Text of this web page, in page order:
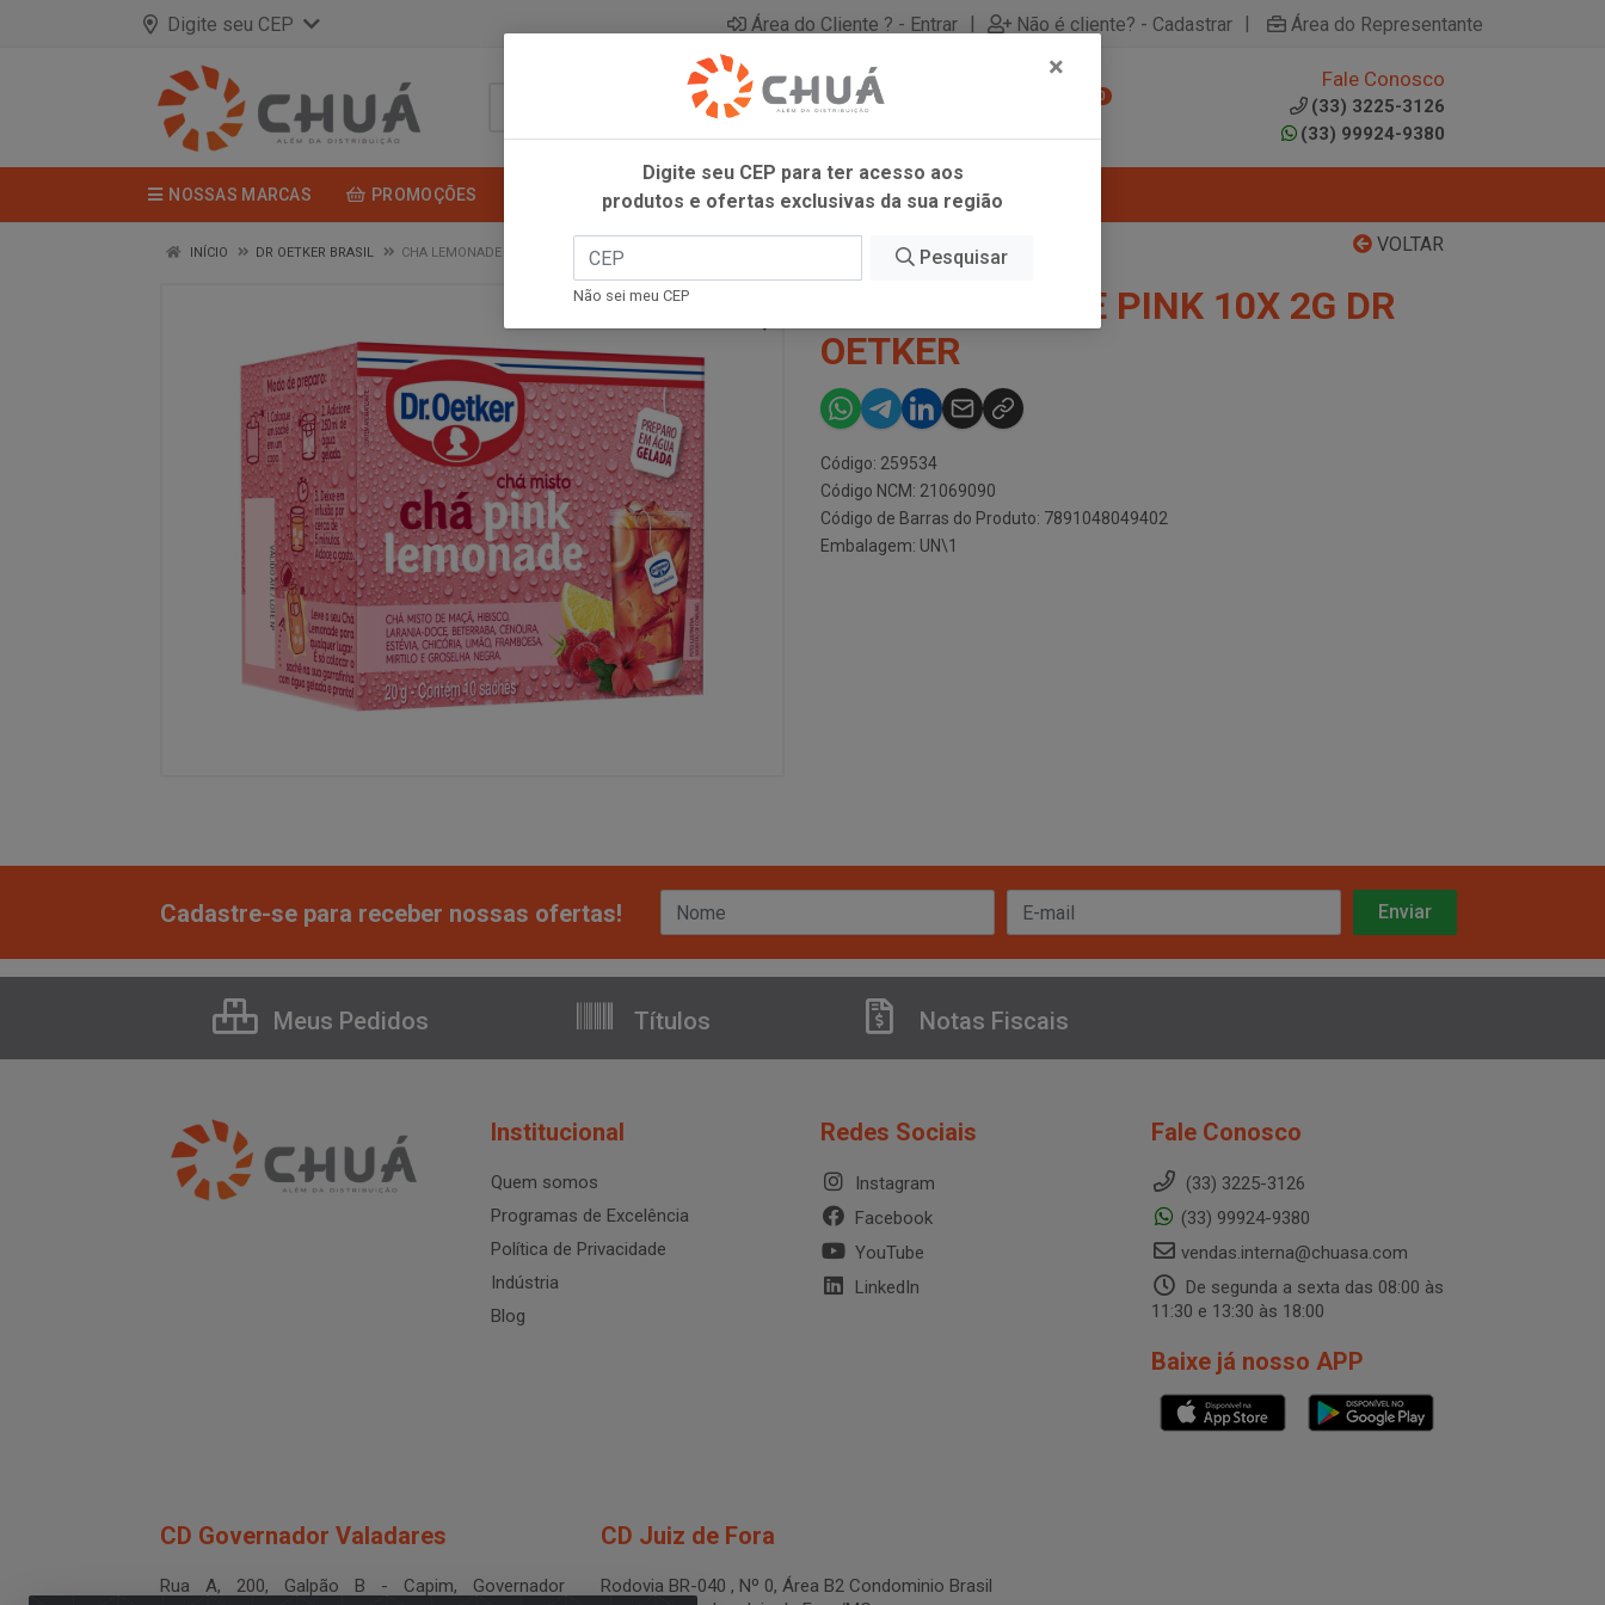
Digite seu CEP Área do Cliente ? - Entrar | Não é cliente? - Cadastrar | Área do Representante
0
Fale Conosco
(33) 3225-3126
(33) 99924-9380
NOSSAS MARCAS PROMOÇÕES
VOLTAR
INÍCIO DR OETKER BRASIL CHA LEMONADE PINK 10X 2G DR OETKER
CHA LEMONADE PINK 10X 2G DR
OETKER
Código: 259534
Código NCM: 21069090
Código de Barras do Produto: 7891048049402
Embalagem: UN\1
Cadastre-se para receber nossas ofertas!
Meus Pedidos Títulos Notas Fiscais
Institucional
Quem somos
Programas de Excelência
Política de Privacidade
Indústria
Blog
Redes Sociais
Instagram
Facebook
YouTube
LinkedIn
Fale Conosco
(33) 3225-3126
(33) 99924-9380
vendas.interna@chuasa.com
De segunda a sexta das 08:00 às
11:30 e 13:30 às 18:00
Baixe já nosso APP
CD Governador Valadares
Rua A, 200, Galpão B - Capim, Governador
CD Juiz de Fora
Rodovia BR-040 , Nº 0, Área B2 Condominio Brasil
×
Digite seu CEP para ter acesso aos
produtos e ofertas exclusivas da sua região
Pesquisar
Não sei meu CEP